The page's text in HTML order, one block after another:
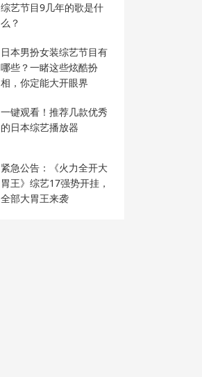
综艺节目9几年的歌是什
么？
日本男扮女装综艺节目有
哪些？一睹这些炫酷扮
相，你定能大开眼界
一键观看！推荐几款优秀
的日本综艺播放器
紧急公告：《火力全开大
胃王》综艺17强势开挂，
全部大胃王来袭